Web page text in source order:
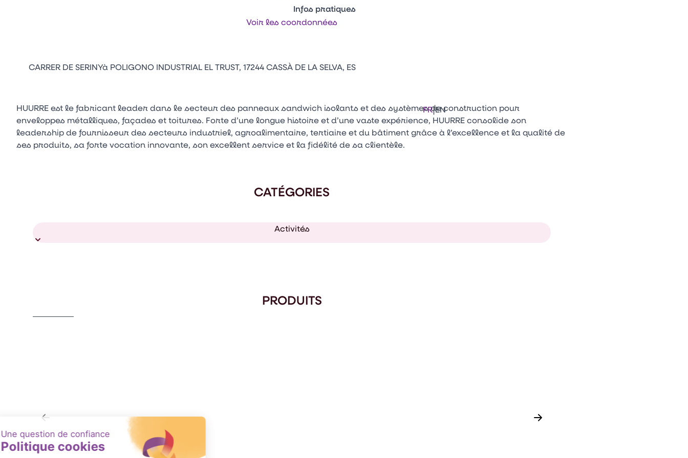
Infos pratiques
Contacts
Appuyez sur Entrée pour ouvrir le lien. Appuyez sur la flèche bas pour ouvrir le sous-menu.
FR|EN
Voir les coordonnées
CARRER DE SERINYà POLIGONO INDUSTRIAL EL TRUST, 17244 CASSÀ DE LA SELVA, ES
HUURRE est le fabricant leader dans le secteur des panneaux sandwich isolants et des systèmes de construction pour
enveloppes métalliques, façades et toitures. Forte d’une longue histoire et d’une vaste expérience, HUURRE consolide son
leadership de fournisseur des secteurs industriel, agroalimentaire, tertiaire et du bâtiment grâce à l’excellence et la qualité de
ses produits, sa forte vocation innovante, son excellent service et la fidélité de sa clientèle.
CATÉGORIES
Activités
PRODUITS
HI-F